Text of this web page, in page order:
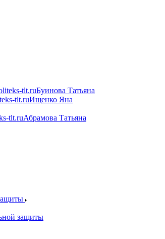
tlt.ruБуинова Татьяна
tlt.ruИщенко Яна
tlt.ruАбрамова Татьяна
защиты